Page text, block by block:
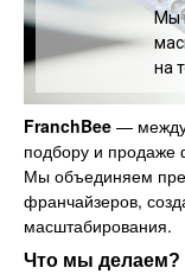
Мы
на
FranchBee —
подбору и продаже
Мы объединяем
франчайзеров,
масштабирования.
Что мы делаем?